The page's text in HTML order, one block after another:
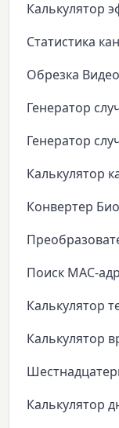
Калькулятор
Статистика
Обрезка Видео
Генератор
Генератор
Калькулятор
Конвертер
Поиск MAC-
Калькулятор
Калькулятор
Калькулятор